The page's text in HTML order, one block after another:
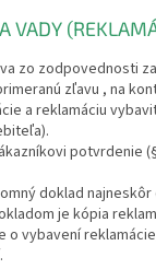
VADY
zo zodpovednosti
zľavu , na
a reklamáciu
potvrdenie
doklad
je kópia
vybavení